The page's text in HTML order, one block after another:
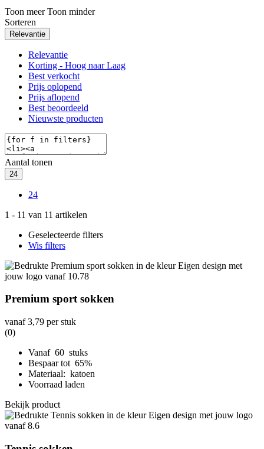
Toon meer Toon minder
Sorteren
Relevantie
Relevantie
Korting - Hoog naar Laag
Best verkocht
Prijs oplopend
Prijs aflopend
Best beoordeeld
Nieuwste producten
Aantal tonen
24
24
1 - 11 van 11 artikelen
Geselecteerde filters
Wis filters
Premium sport sokken
vanaf3,79 per stuk
(0)
Vanaf 60 stuks
Bespaar tot 65%
Materiaal: katoen
Voorraad laden
Bekijk product